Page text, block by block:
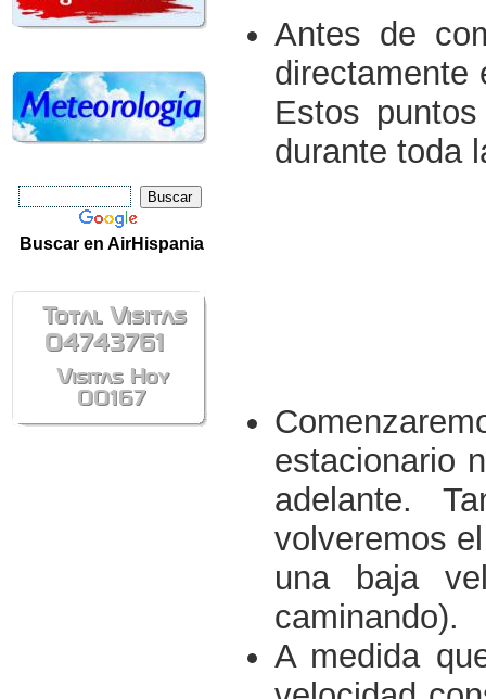
Buscar en AirHispania
Antes de
directamente
Estos
durante toda
estacionario
adelante.
volveremos
una baja
caminando).
A medida